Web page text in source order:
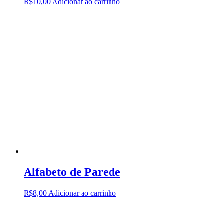
R$10,00Adicionar ao carrinho
Alfabeto de Parede
R$8,00 Adicionar ao carrinho